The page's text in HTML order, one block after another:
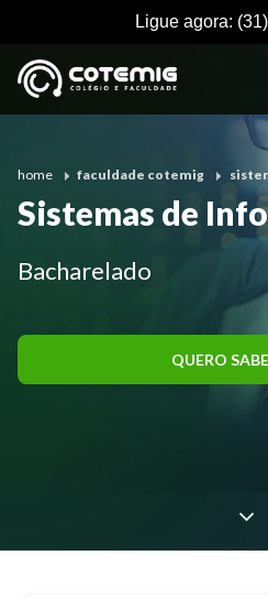
Ligue agora:
home faculdade cotemig
Sistemas de
Bacharelado
QUERO